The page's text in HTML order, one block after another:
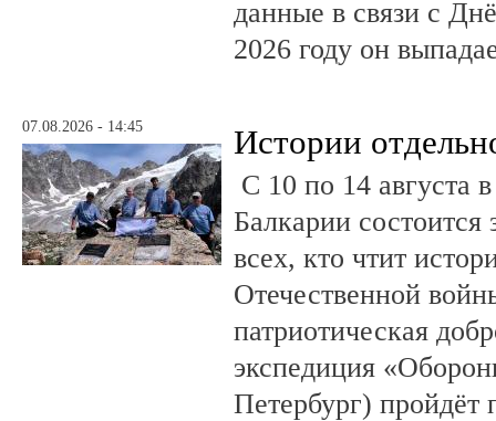
данные в связи с
2026 году он
07.08.2026 - 14:45 Истории
С 10 по 14 августа
Балкарии состоится
всех, кто чтит
Отечественной
патриотическая
экспедиция
Петербург) пройдёт